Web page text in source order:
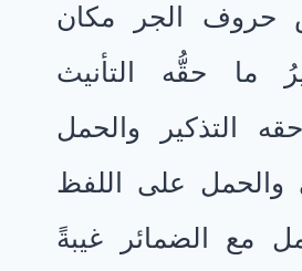
حروف الجر مكان
ما حقُّه التأنيث
التذكير والحمل
والحمل على اللفظ
مع الضمائر غيبةً